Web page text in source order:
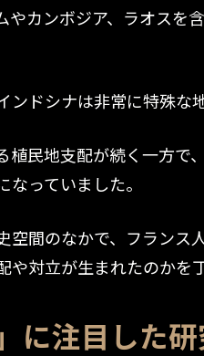
やカンボジア、ラオスを
ンドシナは非常に特殊な
植民地支配が続く一方で
っていました。
空間のなかで、フランス
や対立が生まれたのかを
に注目した